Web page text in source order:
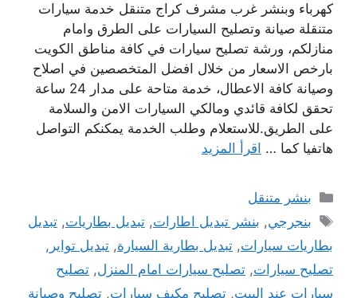
كهرباء وبنشر غرب مشرف كراج متنقل خدمة سيارات
متنقلة صيانة وتصليح السيارات على الطرق وامام
منازلكم، ورشة تصليح سيارات في كافة مناطق الكويت
بارخص الاسعار من خلال افضل المتخصصين في اصلاح
وصيانة كافة الاعطال، خدمة متاحة على مدار 24 ساعة
تحقق لكافة قائدي ومالكي السيارات الامن والسلامة
على الطريق.للاستعلام وطلب الخدمة يمكنكم التواصل
هاتفيا كما … اقرأ المزيد
التصنيفات
بنشر متنقل
الوسوم
بنجرجي, بنشر تبديل اطارات,تبديل بطاريات,تبديل
بطاريات سيارات, تبديل بطارية السيارة, تبديل تواير ,
تصليح سيارات, تصليح سيارات امام المنزل, تصليح
سيارات عند البيت, تصليح مكيف سيارات, تصليح وصيانة